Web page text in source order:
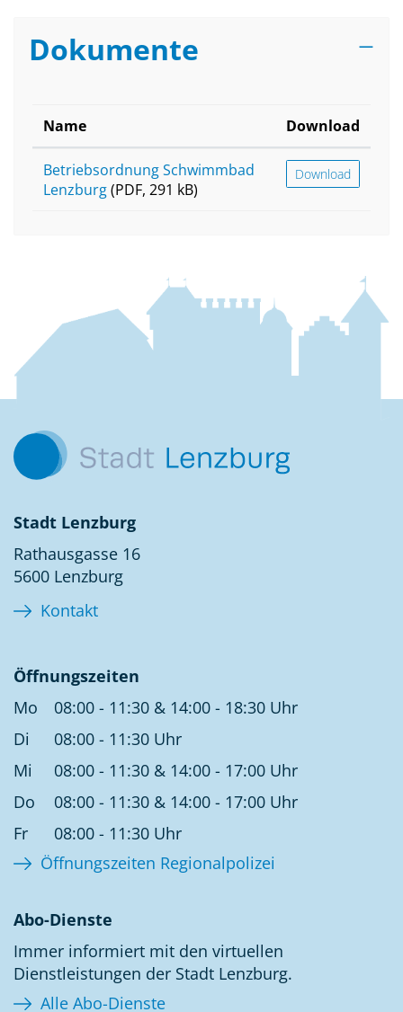
Dokumente
Name Download
Betriebsordnung Schwimmbad
Lenzburg(PDF, 291 kB)
Download
Stadt Lenzburg
Rathausgasse 16
5600 Lenzburg
Kontakt
Öffnungszeiten
Mo
08:00 - 11:30 & 14:00 - 18:30 Uhr
Di
08:00 - 11:30 Uhr
Mi
08:00 - 11:30 & 14:00 - 17:00 Uhr
Do
08:00 - 11:30 & 14:00 - 17:00 Uhr
Fr
08:00 - 11:30 Uhr
Öffnungszeiten Regionalpolizei
Abo-Dienste
Immer informiert mit den virtuellen
Dienstleistungen der Stadt Lenzburg.
Alle Abo-Dienste